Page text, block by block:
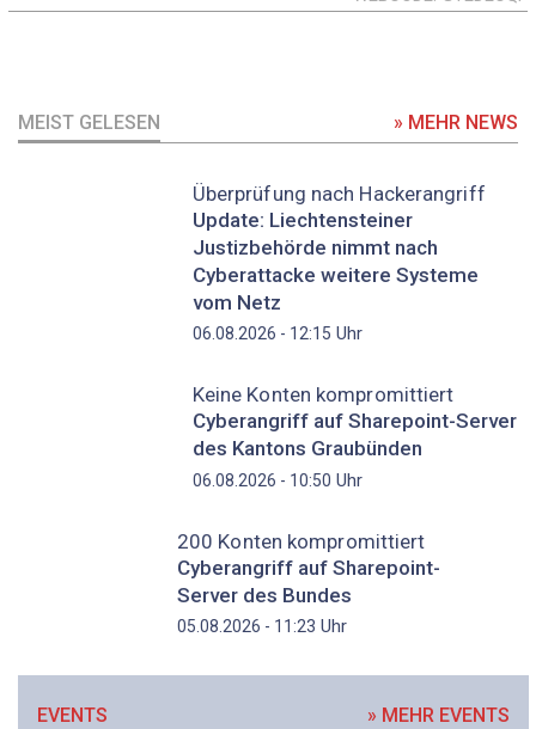
MEIST GELESEN » MEHR NEWS
Überprüfung nach Hackerangriff
Update: Liechtensteiner
Justizbehörde nimmt nach
Cyberattacke weitere Systeme
vom Netz
06.08.2026 - 12:15 Uhr
Keine Konten kompromittiert
Cyberangriff auf Sharepoint-Server
des Kantons Graubünden
06.08.2026 - 10:50 Uhr
200 Konten kompromittiert
Cyberangriff auf Sharepoint-
Server des Bundes
05.08.2026 - 11:23 Uhr
EVENTS » MEHR EVENTS